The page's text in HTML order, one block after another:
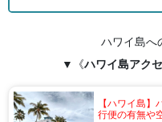
ハワイ島へ
▼《ハワイ島アク
【ハワイ島
行便の有無や